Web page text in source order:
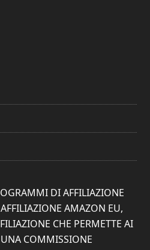
DI AFFILIAZIONE
AMAZON EU,
CHE PERMETTE AI
COMMISSIONE